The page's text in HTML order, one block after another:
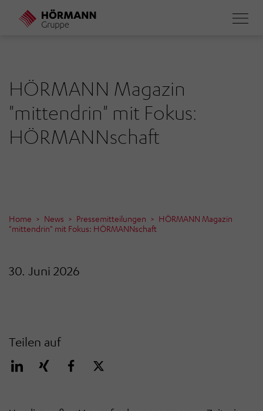
Direkt
HÖRMANN Magazin
"mittendrin" mit Fokus:
HÖRMANNschaft
Home News Pressemitteilungen
HÖRMANN Magazin
"mittendrin" mit Fokus: HÖRMANNschaft
30. Juni 2026
Teilen auf